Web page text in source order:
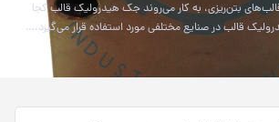
بتن‌ریزی، به کار می‌روند جک هیدرولیک قالب کجا
قالب در صنایع مختلفی مورد استفاده قرار می‌گیرد،…